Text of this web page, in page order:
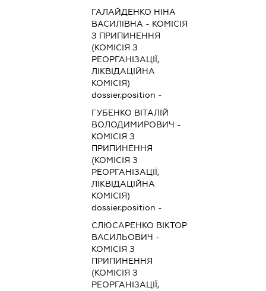
ГАЛАЙДЕНКО НІНА
ВАСИЛІВНА - КОМІСІЯ
З ПРИПИНЕННЯ
(КОМІСІЯ З
РЕОРГАНІЗАЦІЇ,
ЛІКВІДАЦІЙНА
КОМІСІЯ)
dossier.position -
ГУБЕНКО ВІТАЛІЙ
ВОЛОДИМИРОВИЧ -
КОМІСІЯ З
ПРИПИНЕННЯ
(КОМІСІЯ З
РЕОРГАНІЗАЦІЇ,
ЛІКВІДАЦІЙНА
КОМІСІЯ)
dossier.position -
СЛЮСАРЕНКО ВІКТОР
ВАСИЛЬОВИЧ -
КОМІСІЯ З
ПРИПИНЕННЯ
(КОМІСІЯ З
РЕОРГАНІЗАЦІЇ,